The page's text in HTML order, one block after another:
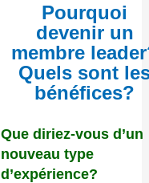
Pourquoi
devenir un
membre
Quels sont
bénéfices?
Que diriez-vous d’un
nouveau type
d’expérience?